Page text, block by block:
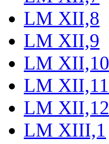
LM XII,8
LM XII,9
LM XII,10
LM XII,11
LM XII,12
LM XIII,1